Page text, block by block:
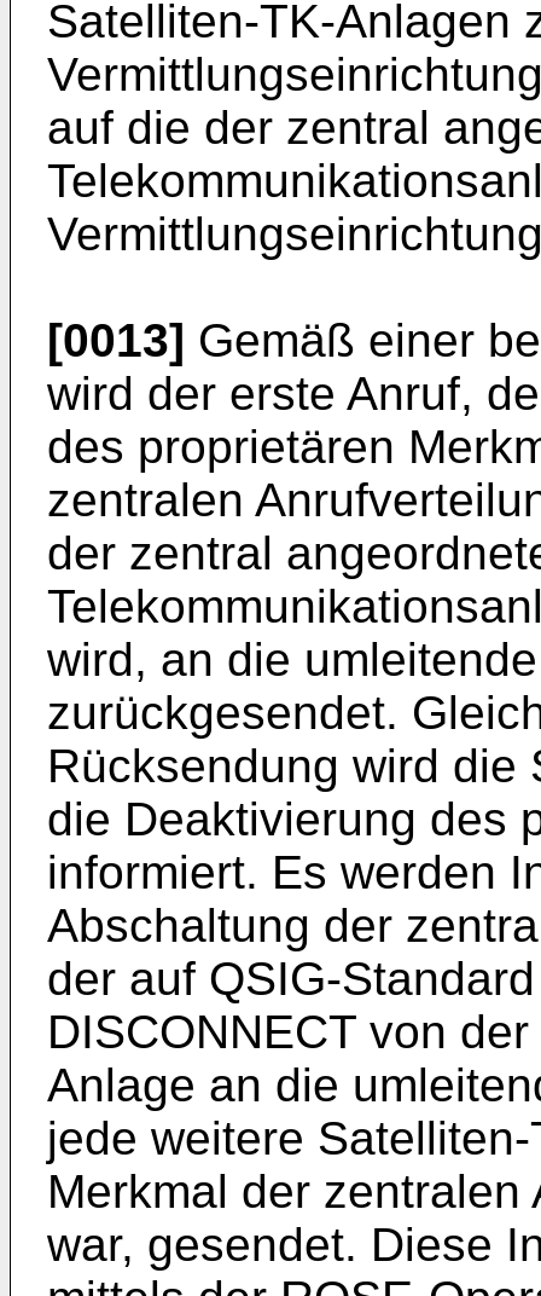
Satelliten-TK-Anlagen
auf die der zentral
[0013] Gemäß einer
wird der erste Anruf,
des proprietären
zentralen
der zentral
wird, an die
zurückgesendet.
Rücksendung wird die
die Deaktivierung des
informiert. Es werden
Abschaltung der
der auf QSIG-
DISCONNECT von
Anlage an die
jede weitere
Merkmal der
war, gesendet. Diese